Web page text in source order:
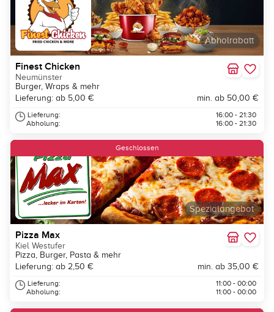
Abholrabatt
Finest Chicken
Neumünster
Burger, Wraps & mehr
Lieferung: ab 5,00 €
min. ab 50,00 €
Lieferung:
Abholung:
16:00 - 21:30
16:00 - 21:30
Spezialangebot
Geschlossen
Pizza Max
Kiel Westufer
Pizza, Burger, Pasta & mehr
Lieferung: ab 2,50 €
min. ab 35,00 €
Lieferung:
Abholung:
11:00 - 00:00
11:00 - 00:00